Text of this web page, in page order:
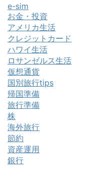
e-sim
お金・投資
アメリカ生活
クレジットカード
ハワイ生活
ロサンゼルス生活
仮想通貨
国別旅行tips
帰国準備
旅行準備
株
海外旅行
節約
資産運用
銀行